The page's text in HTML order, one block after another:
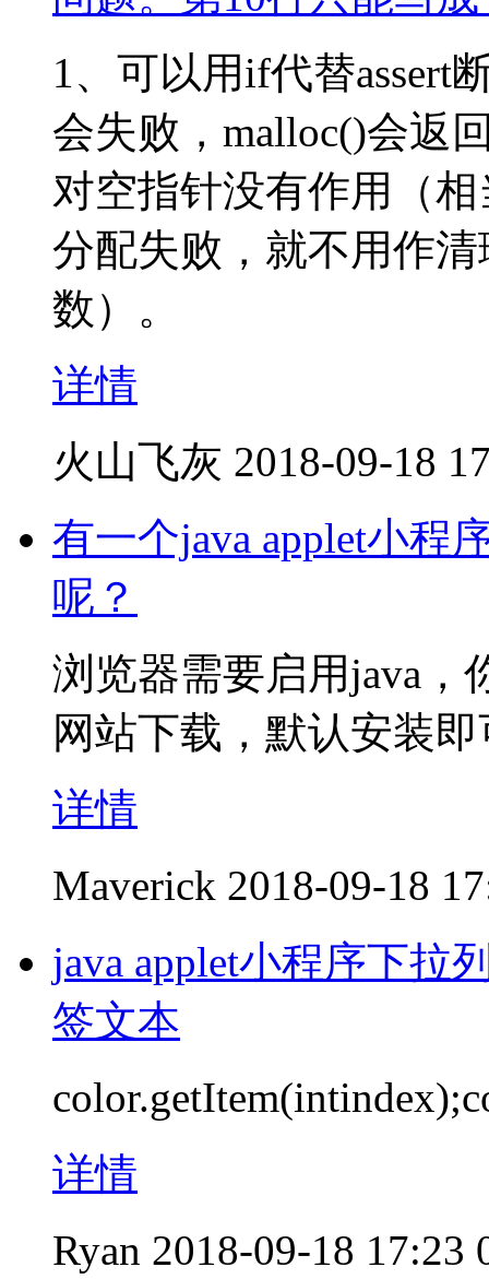
1、可以用if代替assert
会失败，malloc()会返
对空指针没有作用（
分配失败，就不用作
数）。
详情
火山飞灰 2018-09-18
有一个java applet小程
呢？
浏览器需要启用java，
网站下载，默认安装即
详情
Maverick 2018-09-18
java applet小程序下拉
签文本
详情
Ryan 2018-09-18 17:23